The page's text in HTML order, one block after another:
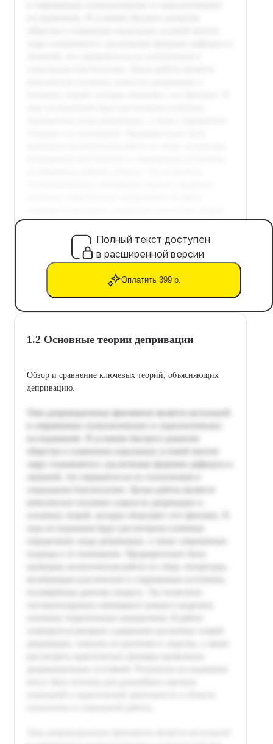
Полный текст доступен
в расширенной версии
Оплатить 399 р.
1.2 Основные теории депривации
Обзор и сравнение ключевых теорий, объясняющих
депривацию.